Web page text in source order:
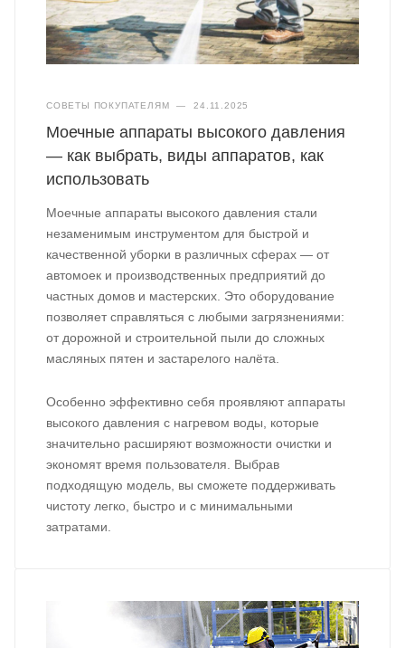
СОВЕТЫ ПОКУПАТЕЛЯМ — 24.11.2025
Моечные аппараты высокого давления
— как выбрать, виды аппаратов, как
использовать
Моечные аппараты высокого давления стали
незаменимым инструментом для быстрой и
качественной уборки в различных сферах — от
автомоек и производственных предприятий до
частных домов и мастерских. Это оборудование
позволяет справляться с любыми загрязнениями:
от дорожной и строительной пыли до сложных
масляных пятен и застарелого налёта.
Особенно эффективно себя проявляют аппараты
высокого давления с нагревом воды, которые
значительно расширяют возможности очистки и
экономят время пользователя. Выбрав
подходящую модель, вы сможете поддерживать
чистоту легко, быстро и с минимальными
затратами.